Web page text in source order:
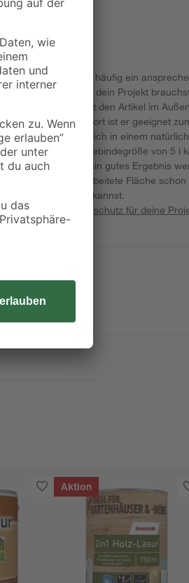
verleiht diesen häufig ein
Wenn du das für dein Projekt
Du kannst den Artikel im
wurde. Dort ist er geeignet
einen Anstrich in einem
Mit der Gebindegröße von 5 l
behandeln. Für ein gutes Ergebnis
ist die bearbeitete Fläche schon
bald fortsetzen kannst.
einen starken
Holzschutz für deine
Aktion